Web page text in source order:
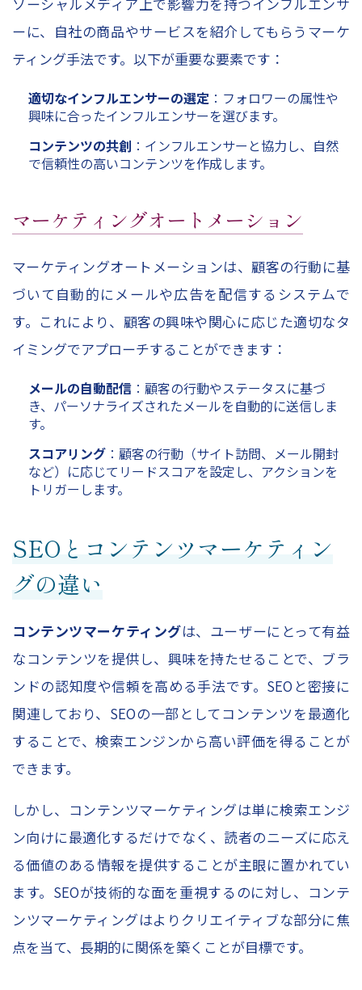
ーに、自社の商品やサービスを紹介してもらうマーケ
ティング手法です。以下が重要な要素です：
適切なインフルエンサーの選定 ：フォロワーの属性や
興味に合ったインフルエンサーを選びます。
コンテンツの共創 ：インフルエンサーと協力し、自然
で信頼性の高いコンテンツを作成します。
マーケティングオートメーション
マーケティングオートメーションは、顧客の行動に基
づいて自動的にメールや広告を配信するシステムで
す。これにより、顧客の興味や関心に応じた適切なタ
イミングでアプローチすることができます：
メールの自動配信 ：顧客の行動やステータスに基づ
き、パーソナライズされたメールを自動的に送信しま
す。
スコアリング ：顧客の行動（サイト訪問、メール開封
など）に応じてリードスコアを設定し、アクションを
トリガーします。
SEOとコンテンツマーケティン
グの違い
コンテンツマーケティングは、ユーザーにとって有益
なコンテンツを提供し、興味を持たせることで、ブラ
ンドの認知度や信頼を高める手法です。SEOと密接に
関連しており、SEOの一部としてコンテンツを最適化
することで、検索エンジンから高い評価を得ることが
できます。
しかし、コンテンツマーケティングは単に検索エンジ
ン向けに最適化するだけでなく、読者のニーズに応え
る価値のある情報を提供することが主眼に置かれてい
ます。SEOが技術的な面を重視するのに対し、コンテ
ンツマーケティングはよりクリエイティブな部分に焦
点を当て、長期的に関係を築くことが目標です。